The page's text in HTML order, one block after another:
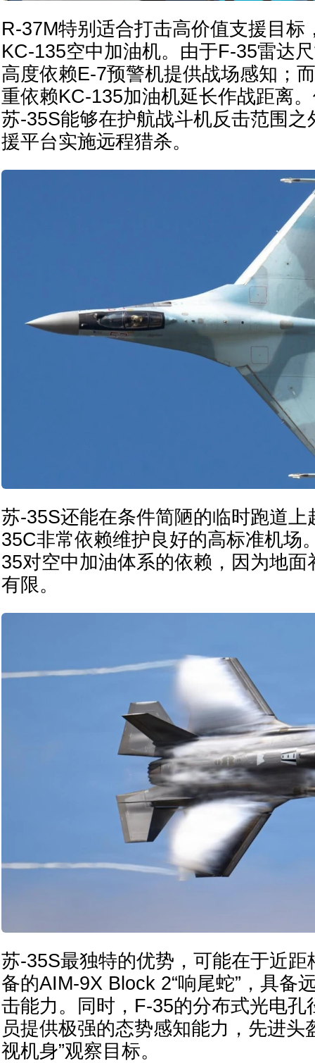
R-37M特别适合打击高价值支援目标
KC-135空中加油机。由于F-35雷达
高度依赖E-7预警机提供战场感知；
重依赖KC-135加油机延长作战距离
苏-35S能够在护航战斗机反击范围之
援平台实施远程猎杀。
苏-35S还能在条件简陋的临时跑道
35C非常依赖维护良好的高标准机场
35对空中加油体系的依赖，因为地面
有限。
苏-35S最独特的优势，可能在于近距
备的AIM-9X Block 2“响尾蛇”，具备
击能力。同时，F-35的分布式光电孔
员提供极强的态势感知能力，先进头
视机身”观察目标。